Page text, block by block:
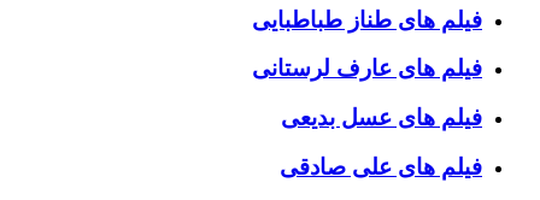
فیلم های طناز طباطبایی
فیلم های عارف لرستانی
فیلم های عسل بدیعی
فیلم های علی صادقی